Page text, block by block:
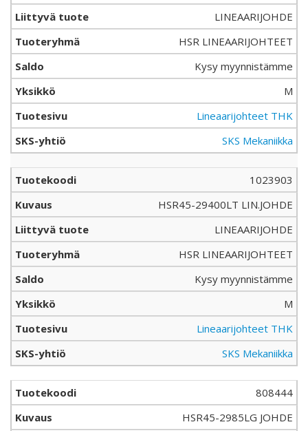
LINEAARIJOHDE
HSR LINEAARIJOHTEET
Kysy myynnistämme
M
Lineaarijohteet THK
SKS Mekaniikka
1023903
HSR45-29400LT LIN.JOHDE
LINEAARIJOHDE
HSR LINEAARIJOHTEET
Kysy myynnistämme
M
Lineaarijohteet THK
SKS Mekaniikka
808444
HSR45-2985LG JOHDE